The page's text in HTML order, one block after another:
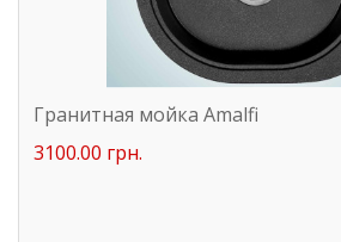
Гранитная мойка Amalfi
3100.00 грн.